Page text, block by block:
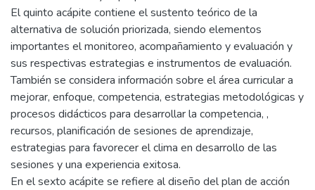
El quinto acápite contiene el sustento teórico de la
alternativa de solución priorizada, siendo elementos
importantes el monitoreo, acompañamiento y evaluación y
sus respectivas estrategias e instrumentos de evaluación.
También se considera información sobre el área curricular a
mejorar, enfoque, competencia, estrategias metodológicas y
procesos didácticos para desarrollar la competencia, ,
recursos, planificación de sesiones de aprendizaje,
estrategias para favorecer el clima en desarrollo de las
sesiones y una experiencia exitosa.
En el sexto acápite se refiere al diseño del plan de acción